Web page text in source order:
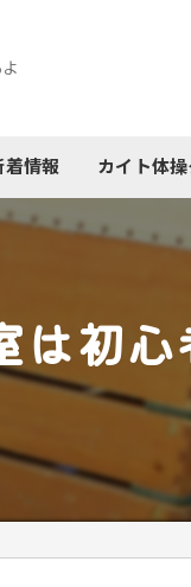
着情報 カイト体
は初